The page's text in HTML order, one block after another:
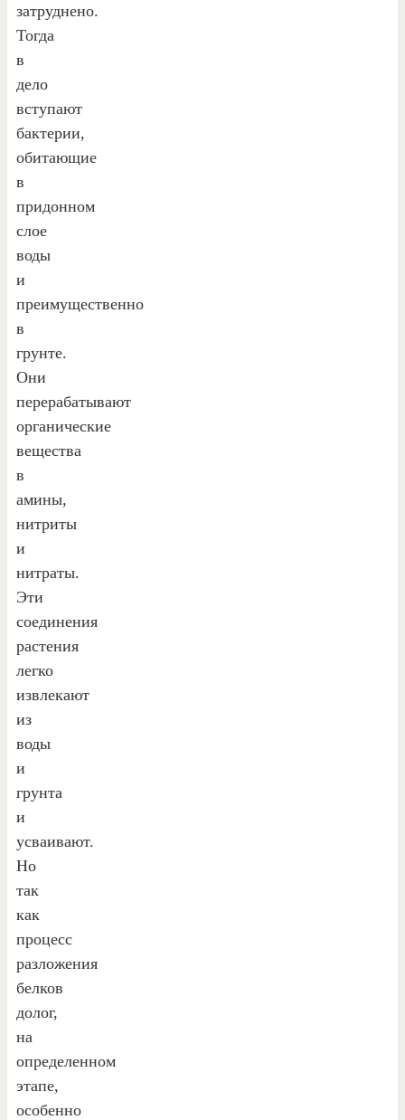
затруднено.
Тогда
в
дело
вступают
бактерии,
обитающие
в
придонном
слое
воды
и
преимущественно
в
грунте.
Они
перерабатывают
органические
вещества
в
амины,
нитриты
и
нитраты.
Эти
соединения
растения
легко
извлекают
из
воды
и
грунта
и
усваивают.
Но
так
как
процесс
разложения
белков
долог,
на
определенном
этапе,
особенно